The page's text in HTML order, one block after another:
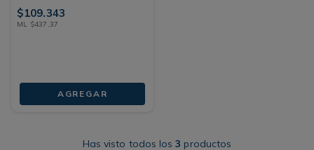
$109.343
ML $437 ,37
AGREGAR
Has visto todos los3 productos